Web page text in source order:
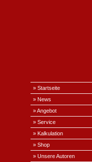
» Startseite
» News
» Angebot
» Service
» Kalkulation
» Shop
» Unsere Autoren